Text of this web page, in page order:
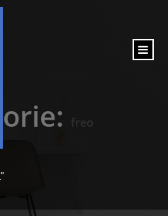
freo